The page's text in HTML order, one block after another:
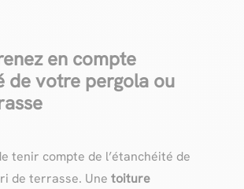
en compte
de votre pergola ou
tenir compte de l’étanchéité de
de terrasse. Unetoiture